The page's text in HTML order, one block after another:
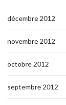
décembre 2012
novembre 2012
octobre 2012
septembre 2012